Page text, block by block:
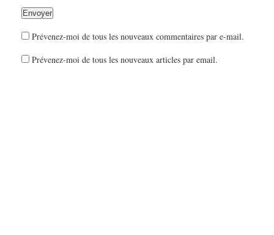
Prévenez-moi de tous les nouveaux commentaires par e-mail.
Prévenez-moi de tous les nouveaux articles par email.